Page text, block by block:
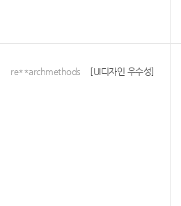
re**archmethods [UI디자인 우수성]